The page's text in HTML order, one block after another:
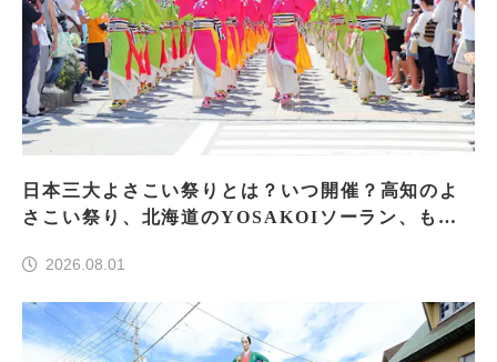
日本三大よさこい祭りとは？いつ開催？高知のよ
さこい祭り、北海道のYOSAKOIソーラン、もう
2026.08.01